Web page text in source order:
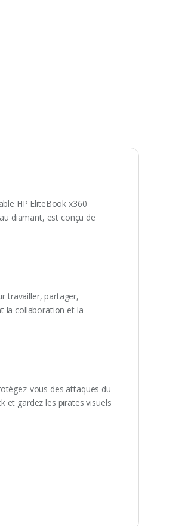
HP EliteBook x360
diamant, est conçu de
travailler, partager,
la collaboration et la
vous des attaques du
et gardez les pirates visuels